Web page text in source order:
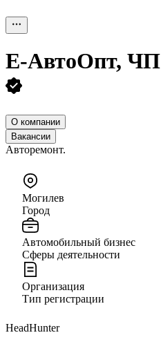
Е-АвтоОпт, ЧП
О компании
Вакансии
Авторемонт.
Могилев
Город
Автомобильный бизнес
Сферы деятельности
Организация
Тип регистрации
HeadHunter